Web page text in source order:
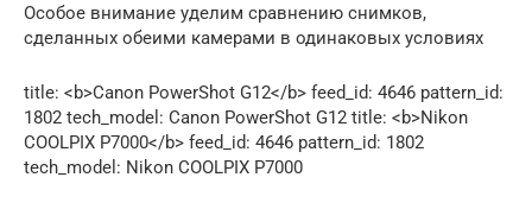
Особое внимание уделим сравнению снимков,
сделанных обеими камерами в одинаковых условиях
title: <b>Canon PowerShot G12</b> feed_id: 4646 pattern_id:
1802 tech_model: Canon PowerShot G12 title: <b>Nikon
COOLPIX P7000</b> feed_id: 4646 pattern_id: 1802
tech_model: Nikon COOLPIX P7000